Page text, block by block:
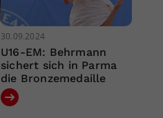
30.09.2024
U16-EM: Behrmann
sichert sich in Parma
die Bronzemedaille